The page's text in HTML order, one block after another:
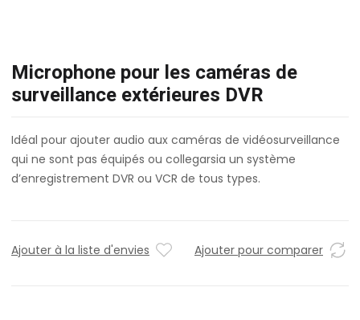
Microphone pour les caméras de
surveillance extérieures DVR
Idéal pour ajouter audio aux caméras de vidéosurveillance
qui ne sont pas équipés ou collegarsia un système
d’enregistrement DVR ou VCR de tous types.
Ajouter à la liste d'envies Ajouter pour comparer